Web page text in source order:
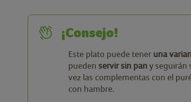
¡Consejo!
Este plato puede tener una
pueden servir sin pan y seguirán
vez las complementas con el
con hambre.